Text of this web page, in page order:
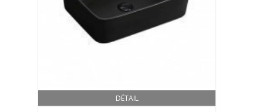
DÉTAIL